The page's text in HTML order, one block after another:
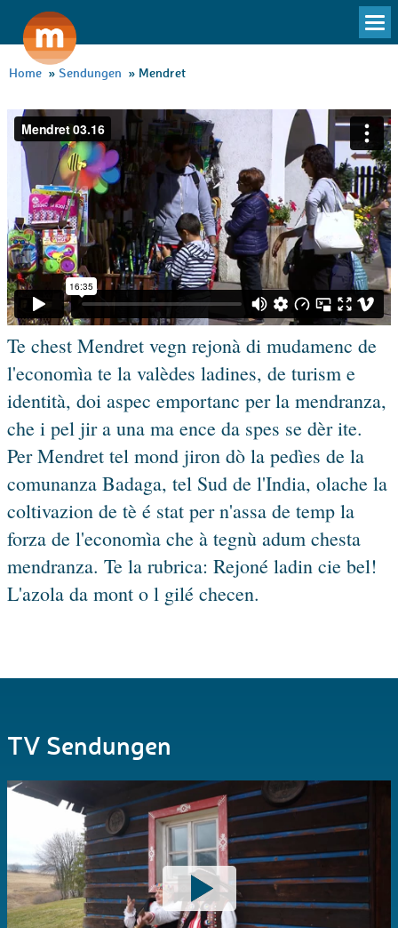
Home » Sendungen » Mendret
Te chest Mendret vegn rejonà di mudamenc de
l'economìa te la valèdes ladines, de turism e
identità, doi aspec emportanc per la mendranza,
che i pel jir a una ma ence da spes se dèr ite.
Per Mendret tel mond jiron dò la pedìes de la
comunanza Badaga, tel Sud de l'India, olache la
coltivazion de tè é stat per n'assa de temp la
forza de l'economìa che à tegnù adum chesta
mendranza. Te la rubrica: Rejoné ladin cie bel!
L'azola da mont o l gilé checen.
TV Sendungen